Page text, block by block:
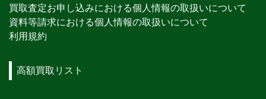
買取査定お申し込みにおける個人情報の取扱いについて
資料等請求における個人情報の取扱いについて
利用規約
高額買取リスト